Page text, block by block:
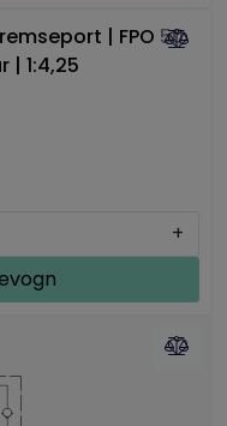
| FPO 50
| 1:4,25
+